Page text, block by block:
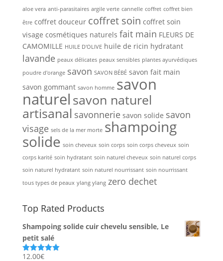
aloe vera anti-parasitaires argile verte cannelle coffret coffret bien
être coffret douceur coffret soin coffret soin
visage cosmétiques naturels fait main FLEURS DE
CAMOMILLE HUILE D'OLIVE huile de ricin hydratant
lavande peaux délicates peaux sensibles plantes ayurvédiques
poudre d'orange savon SAVON BÉBÉ savon fait main
savon gommant savon homme savon
naturel savon naturel
artisanal savonnerie savon solide savon
visage sels de la mer morte shampoing
solide soin cheveux soin corps soin corps cheveux soin
corps karité soin hydratant soin naturel cheveux soin naturel corps
soin naturel hydratant soin naturel nourrissant soin nourrissant
tous types de peaux ylang ylang zero dechet
Top Rated Products
Shampoing solide cuir chevelu sensible, Le
petit salé
Note5.00
12.00€